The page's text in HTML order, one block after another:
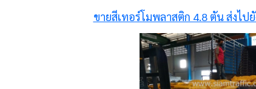
ขายสีเทอร์โมพลาสติก 4.8 ตัน ส่งไป